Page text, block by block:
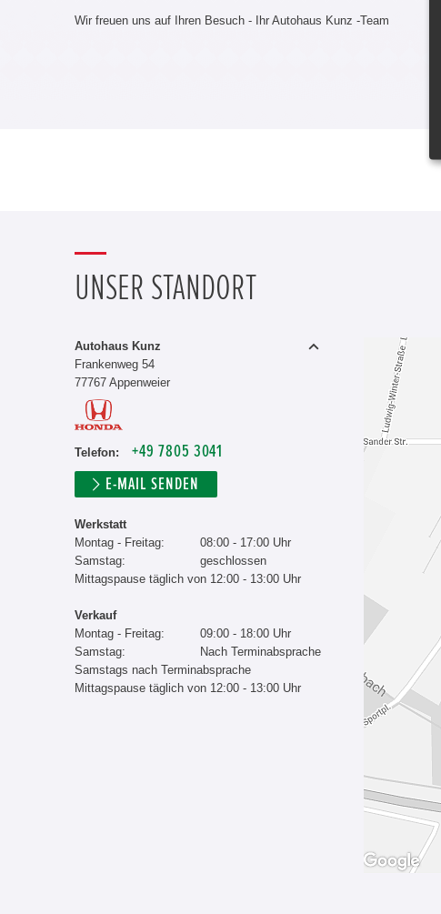
Wir freuen uns auf Ihren Besuch - Ihr Autohaus Kunz -Team
UNSER STANDORT
Autohaus Kunz
Frankenweg 54
77767 Appenweier
Telefon:
+49 7805 3041
E-MAIL SENDEN
Werkstatt
Montag - Freitag:
08:00 - 17:00 Uhr
Samstag:
geschlossen
Mittagspause täglich von 12:00 - 13:00 Uhr
Verkauf
Montag - Freitag:
09:00 - 18:00 Uhr
Samstag:
Nach Terminabsprache
Samstags nach Terminabsprache
Mittagspause täglich von 12:00 - 13:00 Uhr